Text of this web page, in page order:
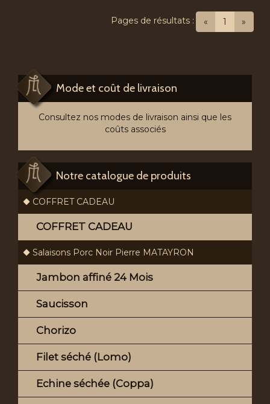
« 1 (current)
»
Pages de résultats :
Mode et coût de livraison
Consultez nos modes de livraison ainsi que les
coûts associés
Notre catalogue de produits
COFFRET CADEAU
COFFRET CADEAU
Salaisons Porc Noir Pierre MATAYRON
Jambon affiné 24 Mois
Saucisson
Chorizo
Filet séché (Lomo)
Echine séchée (Coppa)